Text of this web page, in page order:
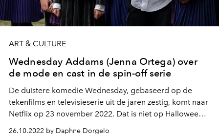
ART & CULTURE
Wednesday Addams (Jenna Ortega) over
de mode en cast in de spin-off serie
De duistere komedie Wednesday, gebaseerd op de
tekenfilms en televisieserie uit de jaren zestig, komt naar
Netflix op 23 november 2022. Dat is niet op Halloween,
26.10.2022 by Daphne Dorgelo